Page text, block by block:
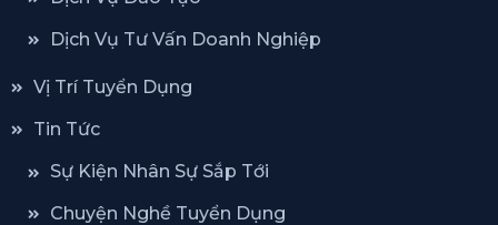
Dịch Vụ Tư Vấn Doanh Nghiệp
Vị Trí Tuyển Dụng
Tin Tức
Sự Kiện Nhân Sự Sắp Tới
Chuyện Nghề Tuyển Dụng